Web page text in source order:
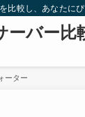
比較し、あなたに
ーバー比
ーター